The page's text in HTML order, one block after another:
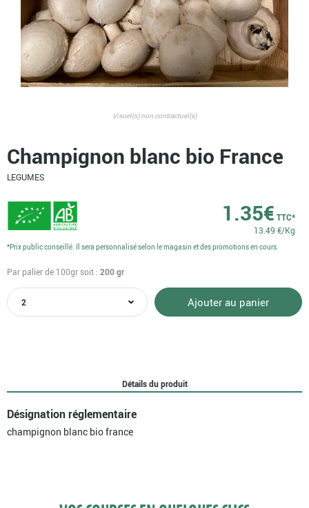
Visuel(s) non contractuel(s)
Champignon blanc bio France
LEGUMES
1.35€ TTC*
13.49 €/Kg
Par palier de 100gr soit : 200gr
quantité
de
Ajouter au panier
*Prix public conseillé. Il sera personnalisé selon le magasin et des promotions en cours.
Détails du produit
Désignation réglementaire
champignon blanc bio france